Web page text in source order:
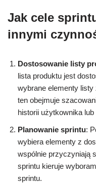
Jak cele
innymi
Dostosowanie listy
lista produktu jest
wybrane elementy
ten obejmuje
historii użytkownika lub
Planowanie sprintu:
wybiera elementy z
wspólnie przyczyniają
sprintu kieruje
sprintu.